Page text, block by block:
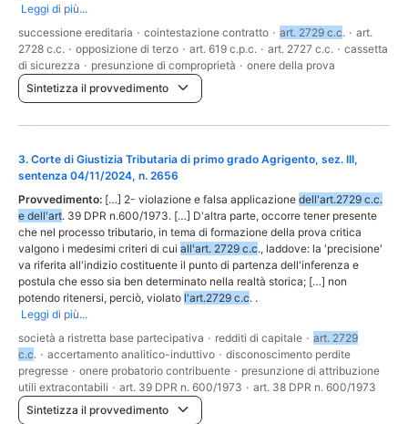
Leggi di più...
successione ereditaria · cointestazione contratto · art. 2729 c.c. · art.
2728 c.c. · opposizione di terzo · art. 619 c.p.c. · art. 2727 c.c. · cassetta
di sicurezza · presunzione di comproprietà · onere della prova
Sintetizza il provvedimento
3. Corte di Giustizia Tributaria di primo grado Agrigento, sez. III,
sentenza 04/11/2024, n. 2656
Provvedimento: […] 2- violazione e falsa applicazione dell'art.2729 c.c.
e dell'art. 39 DPR n.600/1973. […] D'altra parte, occorre tener presente
che nel processo tributario, in tema di formazione della prova critica
valgono i medesimi criteri di cui all'art. 2729 c.c., laddove: la 'precisione'
va riferita all'indizio costituente il punto di partenza dell'inferenza e
postula che esso sia ben determinato nella realtà storica; […] non
potendo ritenersi, perciò, violato l'art.2729 c.c. .
Leggi di più...
società a ristretta base partecipativa · redditi di capitale · art. 2729
c.c. · accertamento analitico-induttivo · disconoscimento perdite
pregresse · onere probatorio contribuente · presunzione di attribuzione
utili extracontabili · art. 39 DPR n. 600/1973 · art. 38 DPR n. 600/1973
Sintetizza il provvedimento